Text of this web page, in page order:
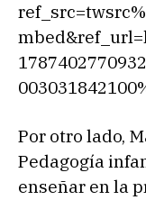
Por otro lado,
Pedagogía
enseñar en la